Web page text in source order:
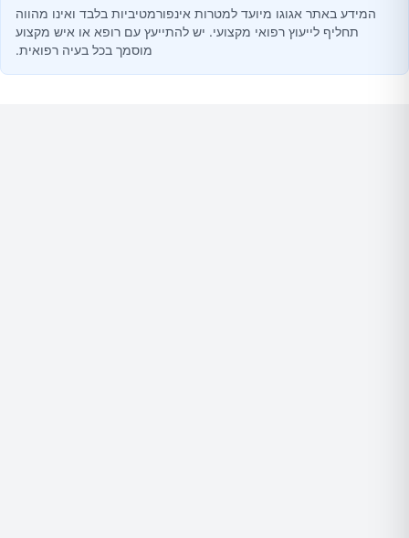
המידע באתר אגוגו מיועד למטרות אינפורמטיביות בלבד ואינו מהווה
תחליף לייעוץ רפואי מקצועי. יש להתייעץ עם רופא או איש מקצוע
מוסמך בכל בעיה רפואית.